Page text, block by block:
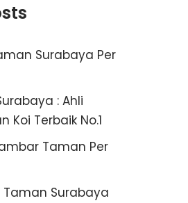
Surabaya Per
: Ahli
Koi Terbaik No.1
Taman Per
Taman Surabaya